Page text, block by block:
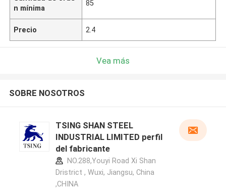
n mínima
85
Precio 2.4
Vea más
SOBRE NOSOTROS
TSING SHAN STEEL
INDUSTRIAL LIMITED perfil
del fabricante
NO.288,Youyi Road Xi Shan
Dristrict , Wuxi, Jiangsu, China
,CHINA